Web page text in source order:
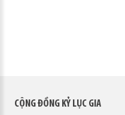
CỘNG ĐỒNG KỶ LỤC GIA